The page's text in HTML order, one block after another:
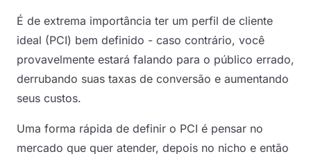
É de extrema importância ter um perfil de cliente
ideal (PCI) bem definido - caso contrário, você
provavelmente estará falando para o público errado,
derrubando suas taxas de conversão e aumentando
seus custos.
Uma forma rápida de definir o PCI é pensar no
mercado que quer atender, depois no nicho e então